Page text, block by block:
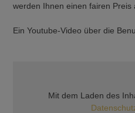
werden Ihnen einen fairen Preis
Ein Youtube-Video über die
Mit dem Laden des